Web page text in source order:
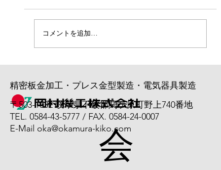
コメントを追加…
精密板金加工・プレス金型製造・電気器具製造
〒503-1532 岐阜県不破郡関ケ原町野上740番地
TEL. 0584-43-5777 / FAX. 0584-24-0007
E-Mail oka@okamura-kiko.com
​
会